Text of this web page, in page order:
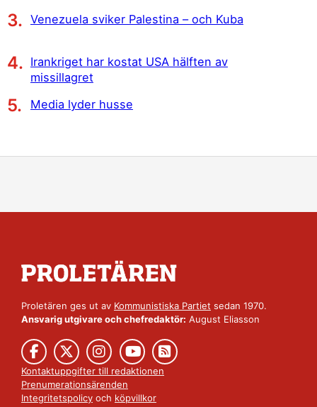
Venezuela sviker Palestina – och Kuba
Irankriget har kostat USA hälften av
missillagret
Media lyder husse
Proletären ges ut av Kommunistiska Partiet sedan 1970.
Ansvarig utgivare och chefredaktör: August Eliasson
Kontaktuppgifter till redaktionen
Prenumerationsärenden
Integritetspolicy och köpvillkor